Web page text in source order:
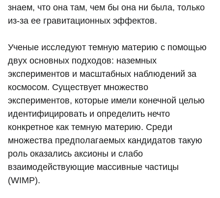
знаем, что она там, чем бы она ни была, только
из-за ее гравитационных эффектов.
Ученые исследуют темную материю с помощью
двух основных подходов: наземных
экспериментов и масштабных наблюдений за
космосом. Существует множество
экспериментов, которые имели конечной целью
идентифицировать и определить нечто
конкретное как темную материю. Среди
множества предполагаемых кандидатов такую
роль оказались аксионы и слабо
взаимодействующие массивные частицы
(WIMP).